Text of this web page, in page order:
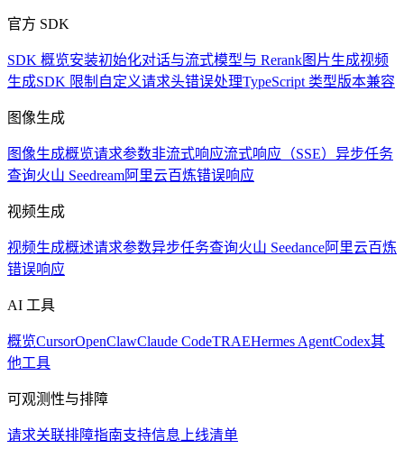
官方 SDK
SDK 概览安装初始化对话与流式模型与 Rerank图片生成视频
生成SDK 限制 自定义请求头错误处理TypeScript 类型版本兼容
图像生成
图像生成概览请求参数非流式响应流式响应（SSE） 异步任务
查询火山 Seedream阿里云百炼错误响应
视频生成
视频生成概述请求参数异步任务查询火山 Seedance阿里云百炼
错误响应
AI 工具
概览CursorOpenClawClaude CodeTRAEHermes AgentCodex其
他工具
可观测性与排障
请求关联排障指南支持信息 上线清单